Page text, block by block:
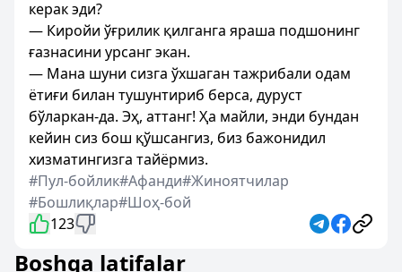
керак эди?
— Киройи ўғрилик қилганга яраша подшонинг
ғазнасини урсанг экан.
— Мана шуни сизга ўхшаган тажрибали одам
ётиғи билан тушунтириб берса, дуруст
бўларкан-да. Эҳ, аттанг! Ҳа майли, энди бундан
кейин сиз бош қўшсангиз, биз бажонидил
хизматингизга тайёрмиз.
#Пул-бойлик#Афанди#Жиноятчилар
#Бошлиқлар#Шоҳ-бой
123
Boshqa latifalar